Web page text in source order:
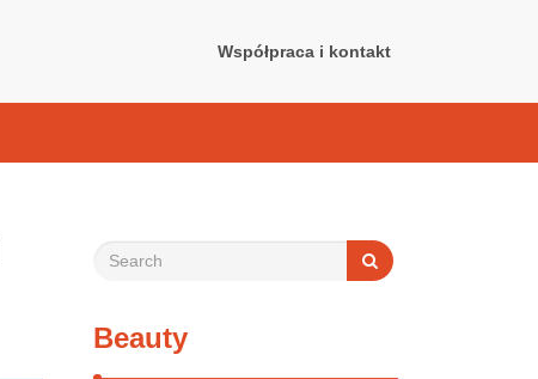
Współpraca i kontakt
Beauty